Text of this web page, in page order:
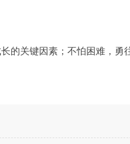
的关键因素；不怕困难，